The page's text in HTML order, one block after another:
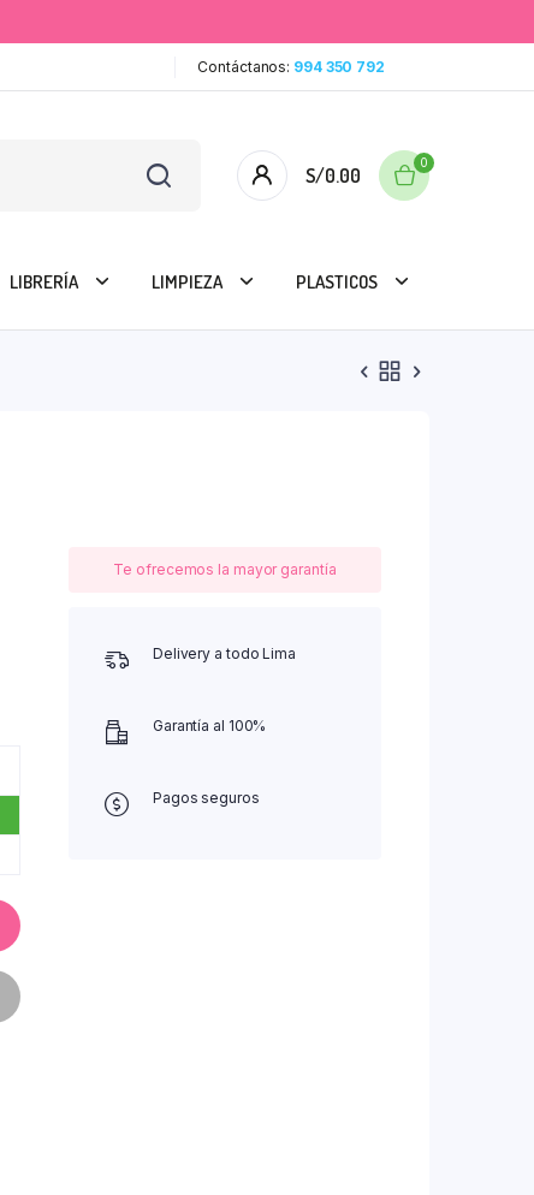
Contáctanos: 994 350 792
S/0.00
0
LIBRERÍA LIMPIEZA PLASTICOS
Te ofrecemos la mayor garantía
Delivery a todo Lima
Garantía al 100%
Pagos seguros